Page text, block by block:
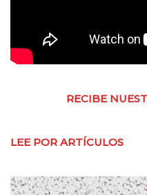
RECIBE
LEE POR ARTÍCULOS